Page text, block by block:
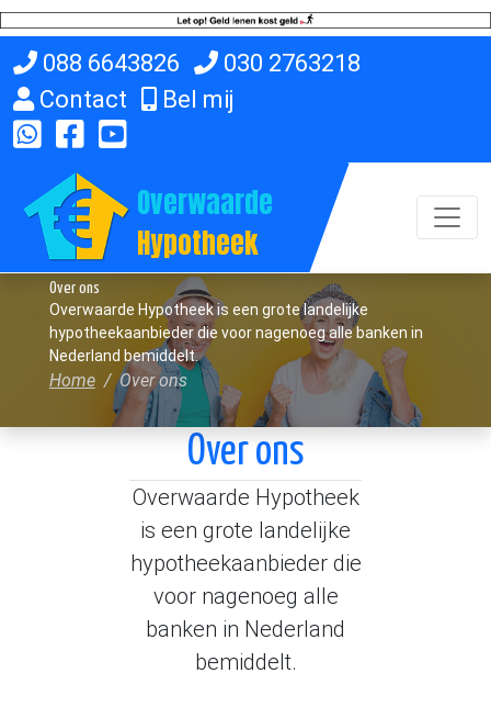
088 6643826
030 2763218
Contact
Bel mij
Overwaarde
Hypotheek
Over ons
Overwaarde Hypotheek is een grote landelijke
hypotheekaanbieder die voor nagenoeg alle banken in
Nederland bemiddelt.
Home Over ons
Over ons
Overwaarde Hypotheek
is een grote landelijke
hypotheekaanbieder die
voor nagenoeg alle
banken in Nederland
bemiddelt.